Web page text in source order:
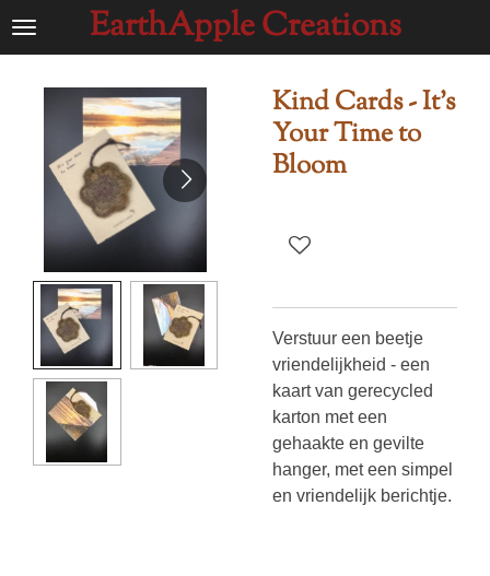
Ga
hoofdinhoud
EarthApple Creations
Kind Cards - It's
Your Time to
Bloom
Verstuur een beetje
vriendelijkheid - een
kaart van gerecycled
karton met een
gehaakte en gevilte
hanger, met een simpel
en vriendelijk berichtje.